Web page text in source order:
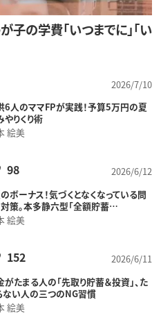
の学費「いつまでに」「い
2026/7/10
6人のママFPが実践！予算5万円の夏
やりくり術
絵美
2026/6/12
98
のボーナス！気づくとなくなっている問
対策。本多静六型「全額貯蓄…
絵美
2026/6/11
152
がたまる人の「先取り貯蓄＆投資」、た
ない人の三つのNG習慣
絵美